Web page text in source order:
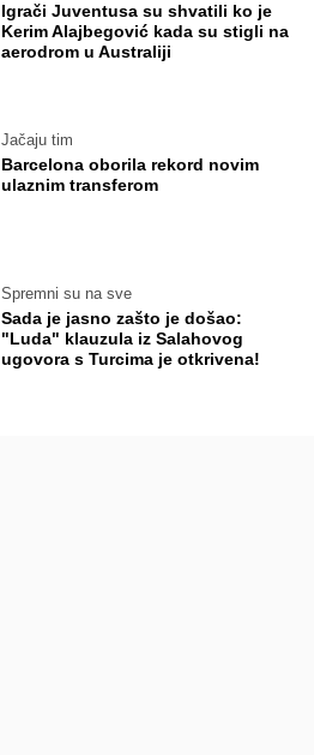
Igrači Juventusa su shvatili ko je
Kerim Alajbegović kada su stigli na
aerodrom u Australiji
Jačaju tim
Barcelona oborila rekord novim
ulaznim transferom
Spremni su na sve
Sada je jasno zašto je došao:
"Luda" klauzula iz Salahovog
ugovora s Turcima je otkrivena!